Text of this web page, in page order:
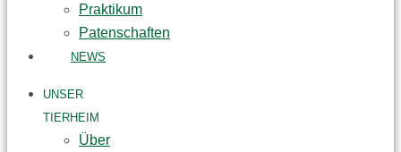
Praktikum
Patenschaften
NEWS
UNSER
TIERHEIM
Über